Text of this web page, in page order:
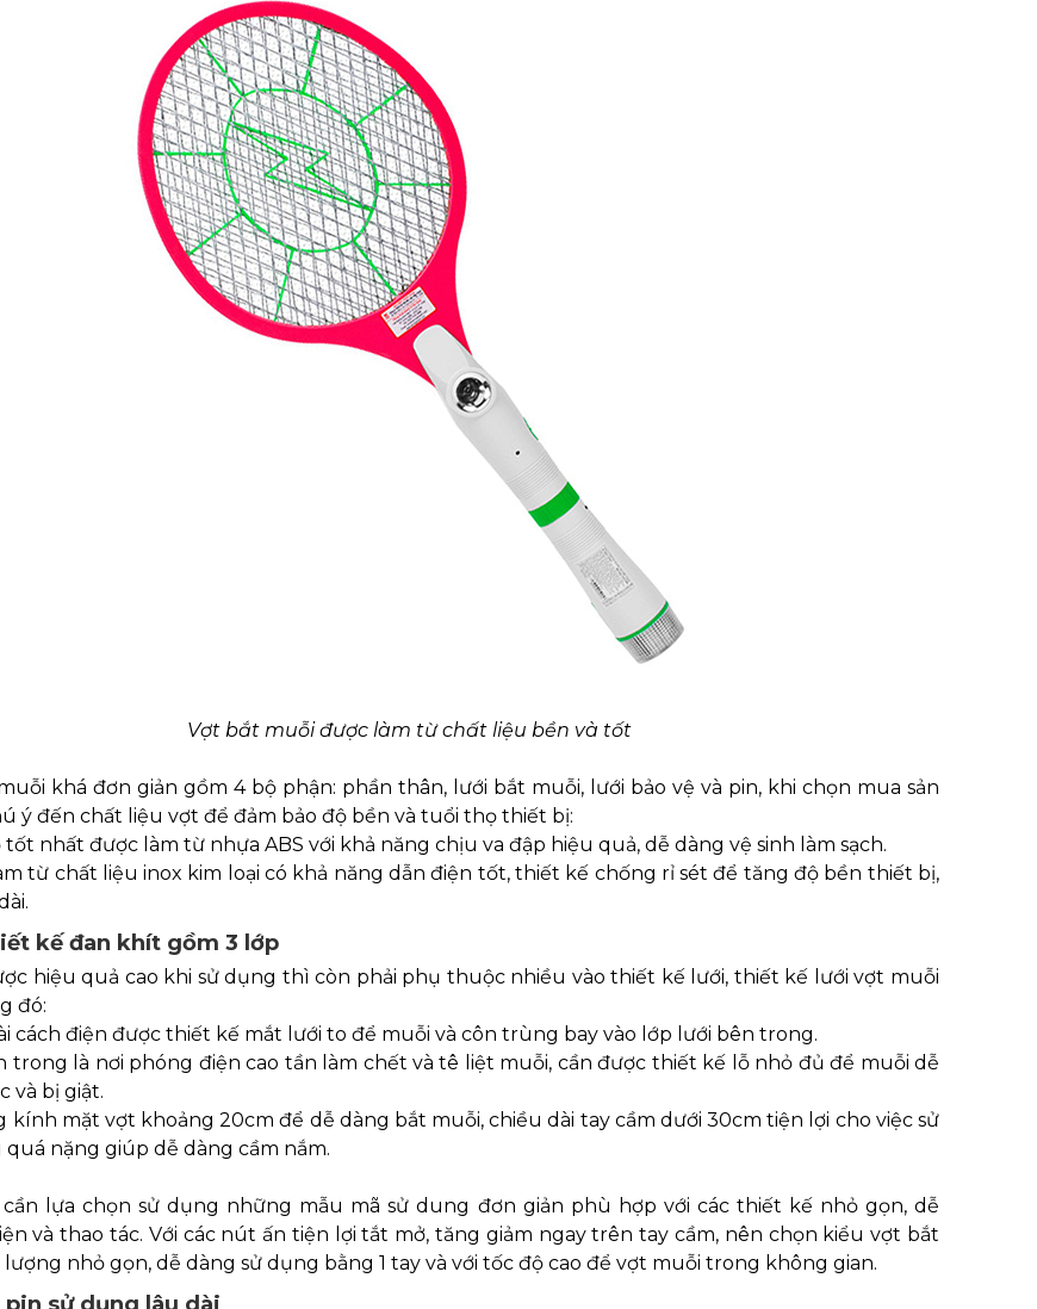
Vợt bắt muỗi được làm từ chất liệu bền và tốt
khá đơn giản gồm 4 bộ phận: phần thân, lưới bắt muỗi, lưới bảo vệ và pin, khi chọn mua sản
ý đến chất liệu vợt để đảm bảo độ bền và tuổi thọ thiết bị:
tốt nhất được làm từ nhựa ABS với khả năng chịu va đập hiệu quả, dễ dàng vệ sinh làm sạch.
từ chất liệu inox kim loại có khả năng dẫn điện tốt, thiết kế chống rỉ sét để tăng độ bền thiết bị,
kế đan khít gồm 3 lớp
hiệu quả cao khi sử dụng thì còn phải phụ thuộc nhiều vào thiết kế lưới, thiết kế lưới vợt muỗi
đó:
cách điện được thiết kế mắt lưới to để muỗi và côn trùng bay vào lớp lưới bên trong.
trong là nơi phóng điện cao tần làm chết và tê liệt muỗi, cần được thiết kế lỗ nhỏ đủ để muỗi dễ
và bị giật.
kính mặt vợt khoảng 20cm để dễ dàng bắt muỗi, chiều dài tay cầm dưới 30cm tiện lợi cho việc sử
nặng giúp dễ dàng cầm nắm.
lựa chọn sử dụng những mẫu mã sử dung đơn giản phù hợp với các thiết kế nhỏ gọn, dễ
và thao tác. Với các nút ấn tiện lợi tắt mở, tăng giảm ngay trên tay cầm, nên chọn kiểu vợt bắt
nhỏ gọn, dễ dàng sử dụng bằng 1 tay và với tốc độ cao để vợt muỗi trong không gian.